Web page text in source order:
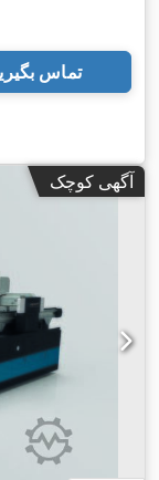
تماس
آگهی کوچک